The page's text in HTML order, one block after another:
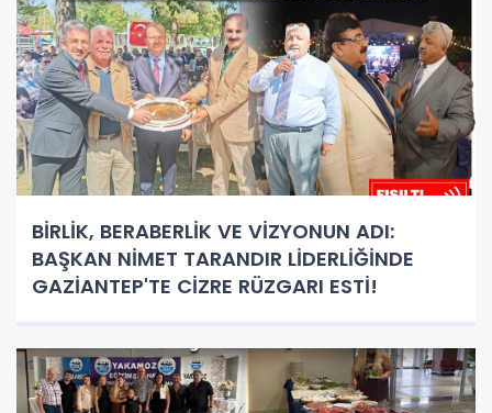
BİRLİK, BERABERLİK VE VİZYONUN ADI:
BAŞKAN NİMET TARANDIR LİDERLİĞİNDE
GAZİANTEP'TE CİZRE RÜZGARI ESTİ!